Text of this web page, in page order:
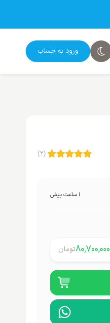
ورود به حساب
(2)
1 ساعت پیش
80,700,000تومان